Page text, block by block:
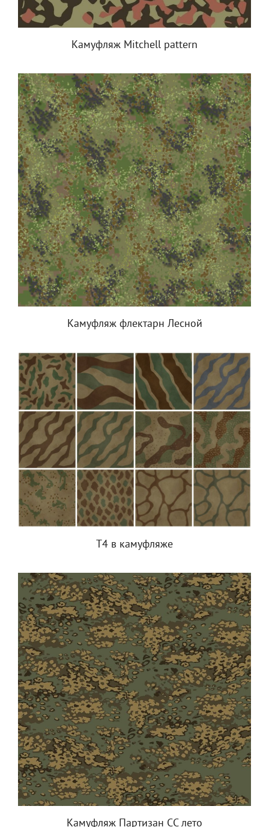
Камуфляж Mitchell pattern
Камуфляж флектарн Лесной
Т4 в камуфляже
Камуфляж Партизан СС лето